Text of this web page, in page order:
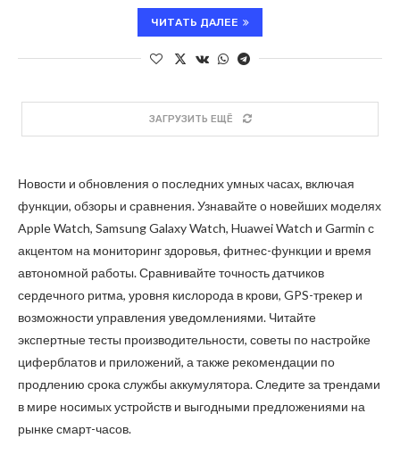
ЧИТАТЬ ДАЛЕЕ
ЗАГРУЗИТЬ ЕЩЁ
Новости и обновления о последних умных часах, включая
функции, обзоры и сравнения. Узнавайте о новейших моделях
Apple Watch, Samsung Galaxy Watch, Huawei Watch и Garmin с
акцентом на мониторинг здоровья, фитнес-функции и время
автономной работы. Сравнивайте точность датчиков
сердечного ритма, уровня кислорода в крови, GPS-трекер и
возможности управления уведомлениями. Читайте
экспертные тесты производительности, советы по настройке
циферблатов и приложений, а также рекомендации по
продлению срока службы аккумулятора. Следите за трендами
в мире носимых устройств и выгодными предложениями на
рынке смарт-часов.